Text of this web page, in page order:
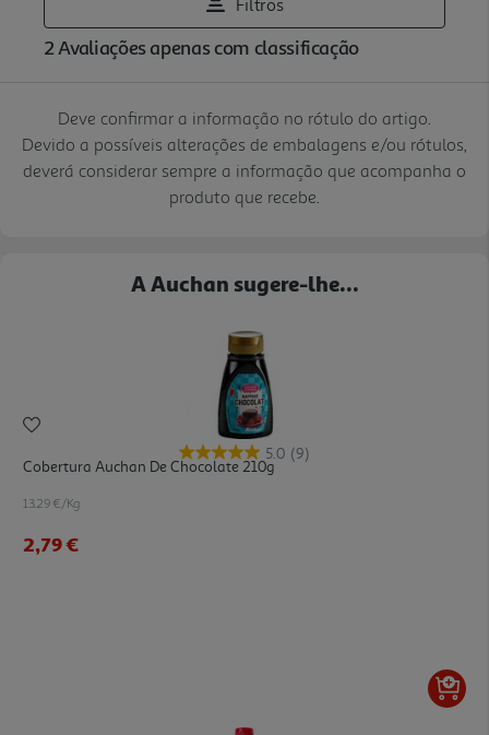
Deve confirmar a informação no rótulo do artigo.
Devido a possíveis alterações de embalagens e/ou rótulos,
deverá considerar sempre a informação que acompanha o
produto que recebe.
A Auchan sugere-lhe...
5.0 (9)
Cobertura Auchan De Chocolate 210g
13.29 €/Kg
2,79 €